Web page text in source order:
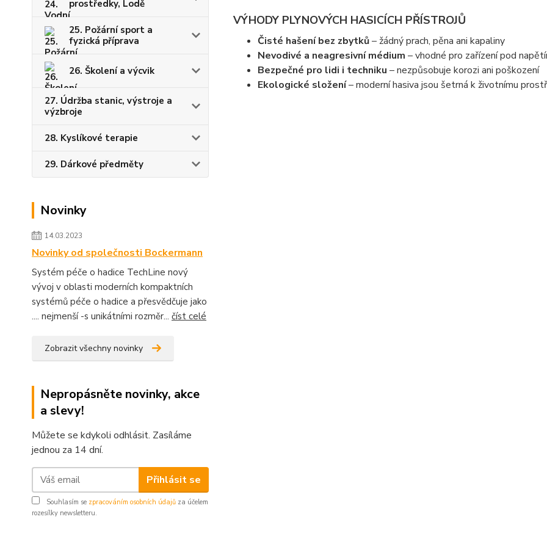
prostředky, Lodě
25. Požární sport a
fyzická příprava
26. Školení a výcvik
27. Údržba stanic, výstroje a
výzbroje
28. Kyslíkové terapie
29. Dárkové předměty
Novinky
14.03.2023
Novinky od společnosti Bockermann
Systém péče o hadice TechLine nový
vývoj v oblasti moderních kompaktních
systémů péče o hadice a přesvědčuje jako
.... nejmenší -s unikátními rozměr... číst celé
Zobrazit všechny novinky
Nepropásněte novinky, akce
a slevy!
Můžete se kdykoli odhlásit. Zasíláme
jednou za 14 dní.
Přihlásit se
Souhlasím se zpracováním osobních údajů za účelem
rozesílky newsletteru.
VÝHODY PLYNOVÝCH HASICÍCH PŘÍSTROJŮ
Čisté hašení bez zbytků– žádný prach, pěna ani kapaliny
Nevodivé a neagresivní médium – vhodné pro zařízení pod
Bezpečné pro lidi i techniku – nezpůsobuje korozi ani poškození
Ekologické složení– moderní hasiva jsou šetrná k životnímu